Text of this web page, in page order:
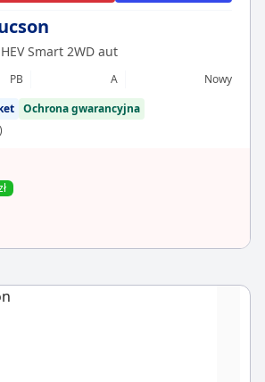
Smart 2WD aut
PB A
Nowy
Ochrona gwarancyjna